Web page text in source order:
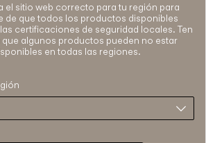
el sitio web correcto para tu región para
de que todos los productos disponibles
certificaciones de seguridad locales. Ten
que algunos productos pueden no estar
en todas las regiones.